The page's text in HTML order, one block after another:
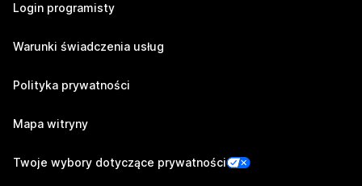
Login programisty
Warunki świadczenia usług
Polityka prywatności
Mapa witryny
Twoje wybory dotyczące prywatności